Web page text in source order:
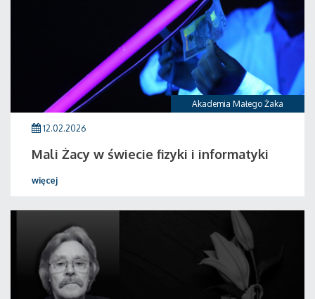
Akademia Małego Żaka
12.02.2026
Mali Żacy w świecie fizyki i informatyki
więcej